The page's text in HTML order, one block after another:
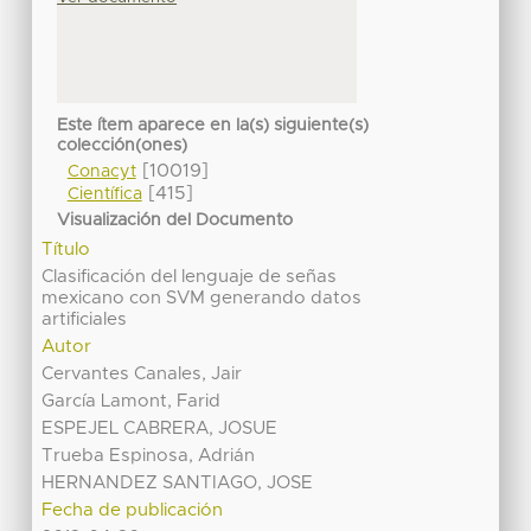
Este ítem aparece en la(s) siguiente(s)
colección(ones)
Conacyt[10019]
Científica[415]
Visualización del Documento
Título
Clasificación del lenguaje de señas
mexicano con SVM generando datos
artificiales
Autor
Cervantes Canales, Jair
García Lamont, Farid
ESPEJEL CABRERA, JOSUE
Trueba Espinosa, Adrián
HERNANDEZ SANTIAGO, JOSE
Fecha de publicación